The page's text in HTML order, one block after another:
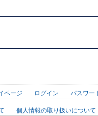
ページ ログイン パスワー
個人情報の取り扱いについて